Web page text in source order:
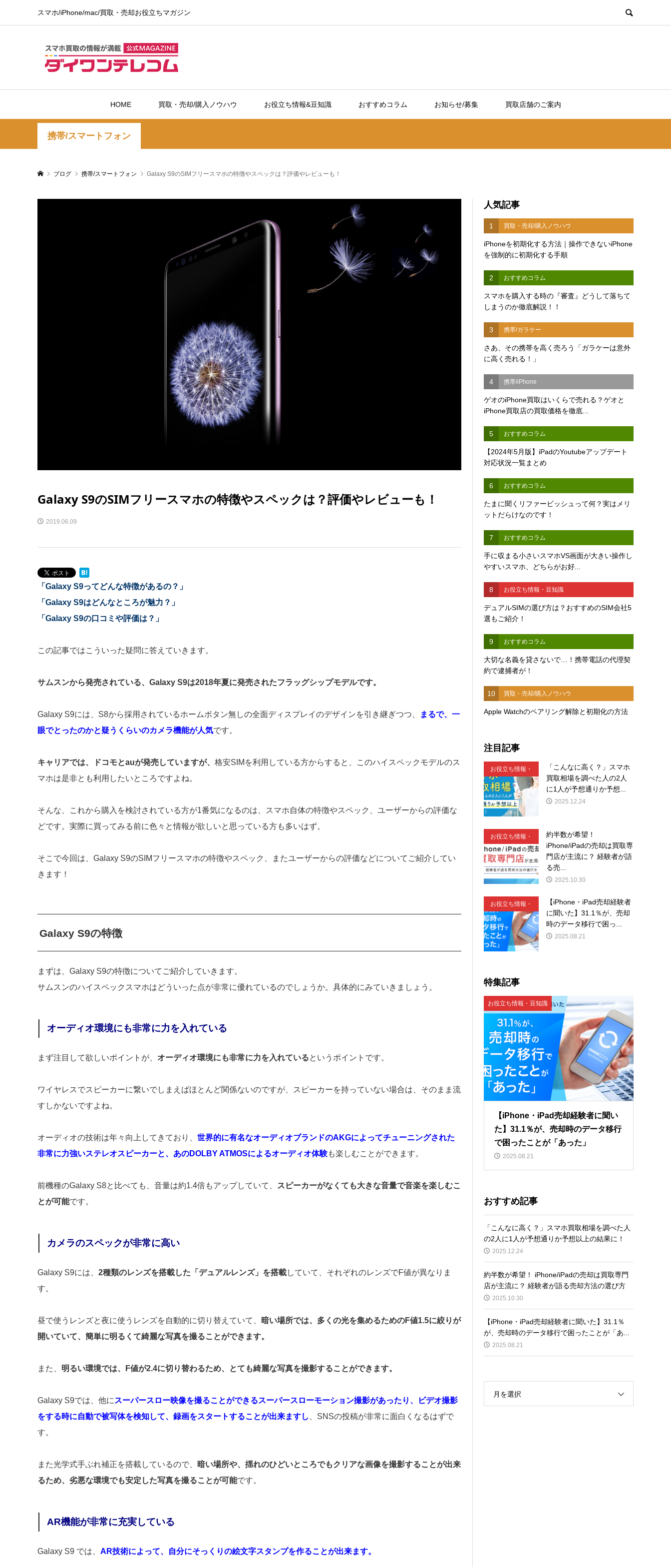
スマホ/iPhone/mac/買取・売却お役立ちマガジン
HOME 買取・売却/購入ノウハウ お役立ち情報&豆知識 おすすめコラム お知らせ/募集 買取店舗のご案内
携帯/スマートフォン
ブログ 携帯/スマートフォン Galaxy S9のSIMフリースマホの特徴やスペックは？評価やレビューも！
Galaxy S9のSIMフリースマホの特徴やスペックは？評価やレビューも！
2019.06.09
「Galaxy S9ってどんな特徴があるの？」
「Galaxy S9はどんなところが魅力？」
「Galaxy S9の口コミや評価は？」
この記事ではこういった疑問に答えていきます。
サムスンから発売されている、Galaxy S9は2018年夏に発売されたフラッグシップモデルです。
Galaxy S9には、S8から採用されているホームボタン無しの全面ディスプレイのデザインを引き継ぎつつ、
まるで、一
眼でとったのかと疑うくらいのカメラ機能が人気です。
キャリアでは、ドコモとauが発売していますが、 格安SIMを利用している方からすると、このハイスペックモデルのス
マホは是非とも利用したいところですよね。
そんな、これから購入を検討されている方が1番気になるのは、スマホ自体の特徴やスペック、ユーザーからの評価な
どです。実際に買ってみる前に色々と情報が欲しいと思っている方も多いはず。
そこで今回は、Galaxy S9のSIMフリースマホの特徴やスペック、またユーザーからの評価などについてご紹介してい
きます！
Galaxy S9の特徴
まずは、Galaxy S9の特徴についてご紹介していきます。
サムスンのハイスペックスマホはどういった点が非常に優れているのでしょうか。具体的にみていきましょう。
オーディオ環境にも非常に力を入れている
まず注目して欲しいポイントが、 オーディオ環境にも非常に力を入れているというポイントです。
ワイヤレスでスピーカーに繋いでしまえばほとんど関係ないのですが、スピーカーを持っていない場合は、そのまま流
すしかないですよね。
オーディオの技術は年々向上してきており、 世界的に有名なオーディオブランドのAKGによってチューニングされた
非常に力強いステレオスピーカーと、あのDOLBY ATMOSによるオーディオ体験も楽しむことができます。
前機種のGalaxy S8と比べても、音量は約1.4倍もアップしていて、 スピーカーがなくても大きな音量で音楽を楽しむこ
とが可能です。
カメラのスペックが非常に高い
Galaxy S9には、 2種類のレンズを搭載した「デュアルレンズ」を搭載していて、それぞれのレンズでF値が異なりま
す。
昼で使うレンズと夜に使うレンズを自動的に切り替えていて、
暗い場所では、多くの光を集めるためのF値1.5に絞りが
開いていて、簡単に明るくて綺麗な写真を撮ることができます。
また、 明るい環境では、F値が2.4に切り替わるため、とても綺麗な写真を撮影することができます。
Galaxy S9では、他に スーパースロー映像を撮ることができるスーパースローモーション撮影があったり、ビデオ撮影
をする時に自動で被写体を検知して、録画をスタートすることが出来ますし 、SNSの投稿が非常に面白くなるはずで
す。
また光学式手ぶれ補正を搭載しているので、
暗い場所や、揺れのひどいところでもクリアな画像を撮影することが出来
るため、劣悪な環境でも安定した写真を撮ることが可能です。
AR機能が非常に充実している
Galaxy S9 では、 AR技術によって、自分にそっくりの絵文字スタンプを作ることが出来ます。
人気記事
1 買取・売却/購入ノウハウ
iPhoneを初期化する方法｜操作できないiPhone
を強制的に初期化する手順
2 おすすめコラム
スマホを購入する時の『審査』どうして落ちて
しまうのか徹底解説！！
3 携帯/ガラケー
さあ、その携帯を高く売ろう「ガラケーは意外
に高く売れる！」
4 携帯/iPhone
ゲオのiPhone買取はいくらで売れる？ゲオと
iPhone買取店の買取価格を徹底...
5 おすすめコラム
【2024年5月版】iPadのYoutubeアップデート
対応状況一覧まとめ
6 おすすめコラム
たまに聞くリファービッシュって何？実はメリ
ットだらけなのです！
7 おすすめコラム
手に収まる小さいスマホVS画面が大きい操作し
やすいスマホ、どちらがお好...
8 お役立ち情報・豆知識
デュアルSIMの選び方は？おすすめのSIM会社5
選もご紹介！
9 おすすめコラム
大切な名義を貸さないで…！携帯電話の代理契
約で逮捕者が！
10 買取・売却/購入ノウハウ
Apple Watchのペアリング解除と初期化の方法
注目記事
お役立ち情報・
豆知識
「こんなに高く？」スマホ
買取相場を調べた人の2人
に1人が予想通りか予想...
2025.12.24
お役立ち情報・
豆知識
約半数が希望！
iPhone/iPadの売却は買取専
門店が主流に？ 経験者が語
る売...
2025.10.30
お役立ち情報・
豆知識
【iPhone・iPad売却経験者
に聞いた】31.1％が、売却
時のデータ移行で困っ...
2025.08.21
特集記事
お役立ち情報・豆知識
【iPhone・iPad売却経験者に聞い
た】31.1％が、売却時のデータ移行
で困ったことが「あった」
2025.08.21
おすすめ記事
「こんなに高く？」スマホ買取相場を調べた人
の2人に1人が予想通りか予想以上の結果に！
2025.12.24
約半数が希望！ iPhone/iPadの売却は買取専門
店が主流に？ 経験者が語る売却方法の選び方
2025.10.30
【iPhone・iPad売却経験者に聞いた】31.1％
が、売却時のデータ移行で困ったことが「あ...
2025.08.21
月を選択